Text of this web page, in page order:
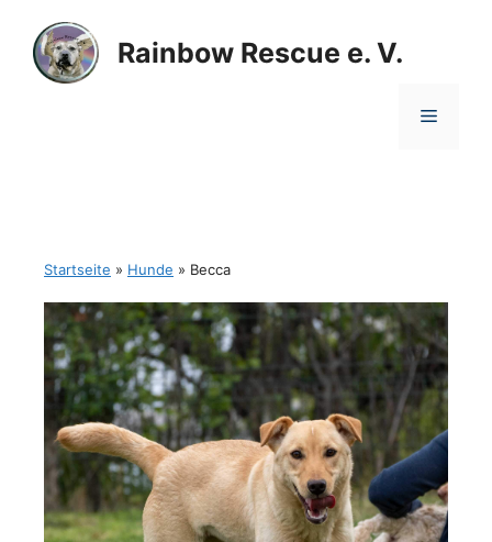
Inhalt
springen
Rainbow Rescue e. V.
Menü
Startseite » Hunde » Becca